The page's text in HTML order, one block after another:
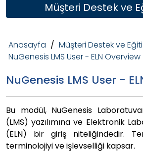
Müşteri Destek ve
Anasayfa / Müşteri Destek ve
NuGenesis LMS User - ELN Overview
NuGenesis LMS User -
Bu modül, NuGenesis
(LMS) yazılımına ve Elektronik
(ELN) bir giriş niteliğindedir.
terminolojiyi ve işlevselliği kapsar.